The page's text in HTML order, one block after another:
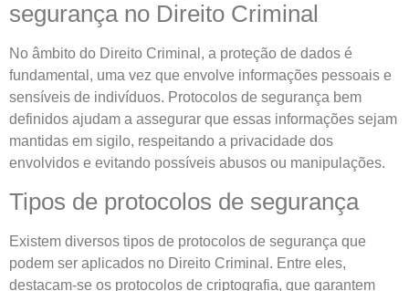
segurança no Direito Criminal
No âmbito do Direito Criminal, a proteção de dados é
fundamental, uma vez que envolve informações pessoais e
sensíveis de indivíduos. Protocolos de segurança bem
definidos ajudam a assegurar que essas informações sejam
mantidas em sigilo, respeitando a privacidade dos
envolvidos e evitando possíveis abusos ou manipulações.
Tipos de protocolos de segurança
Existem diversos tipos de protocolos de segurança que
podem ser aplicados no Direito Criminal. Entre eles,
destacam-se os protocolos de criptografia, que garantem